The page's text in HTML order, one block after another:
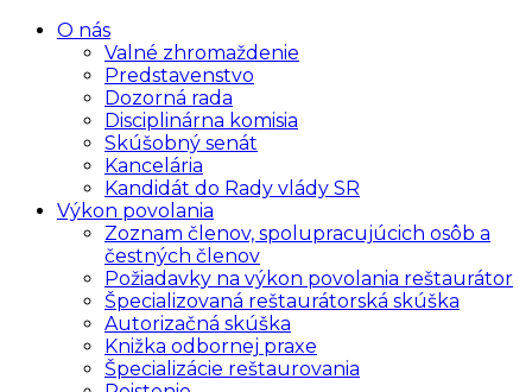
O nás
Valné zhromaždenie
Predstavenstvo
Dozorná rada
Disciplinárna komisia
Skúšobný senát
Kancelária
Kandidát do Rady vlády SR
Výkon povolania
Zoznam členov, spolupracujúcich osôb a
čestných členov
Požiadavky na výkon povolania reštaurátor
Špecializovaná reštaurátorská skúška
Autorizačná skúška
Knižka odbornej praxe
Špecializácie reštaurovania